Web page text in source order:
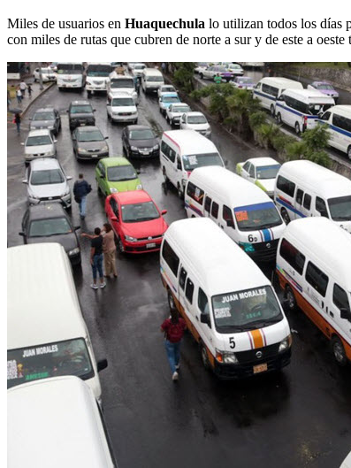
Miles de usuarios en Huaquechula lo utilizan todos los días
con miles de rutas que cubren de norte a sur y de este a